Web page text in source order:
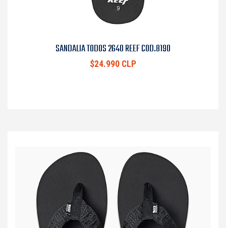
SANDALIA TODOS 2640 REEF COD.8190
$24.990 CLP